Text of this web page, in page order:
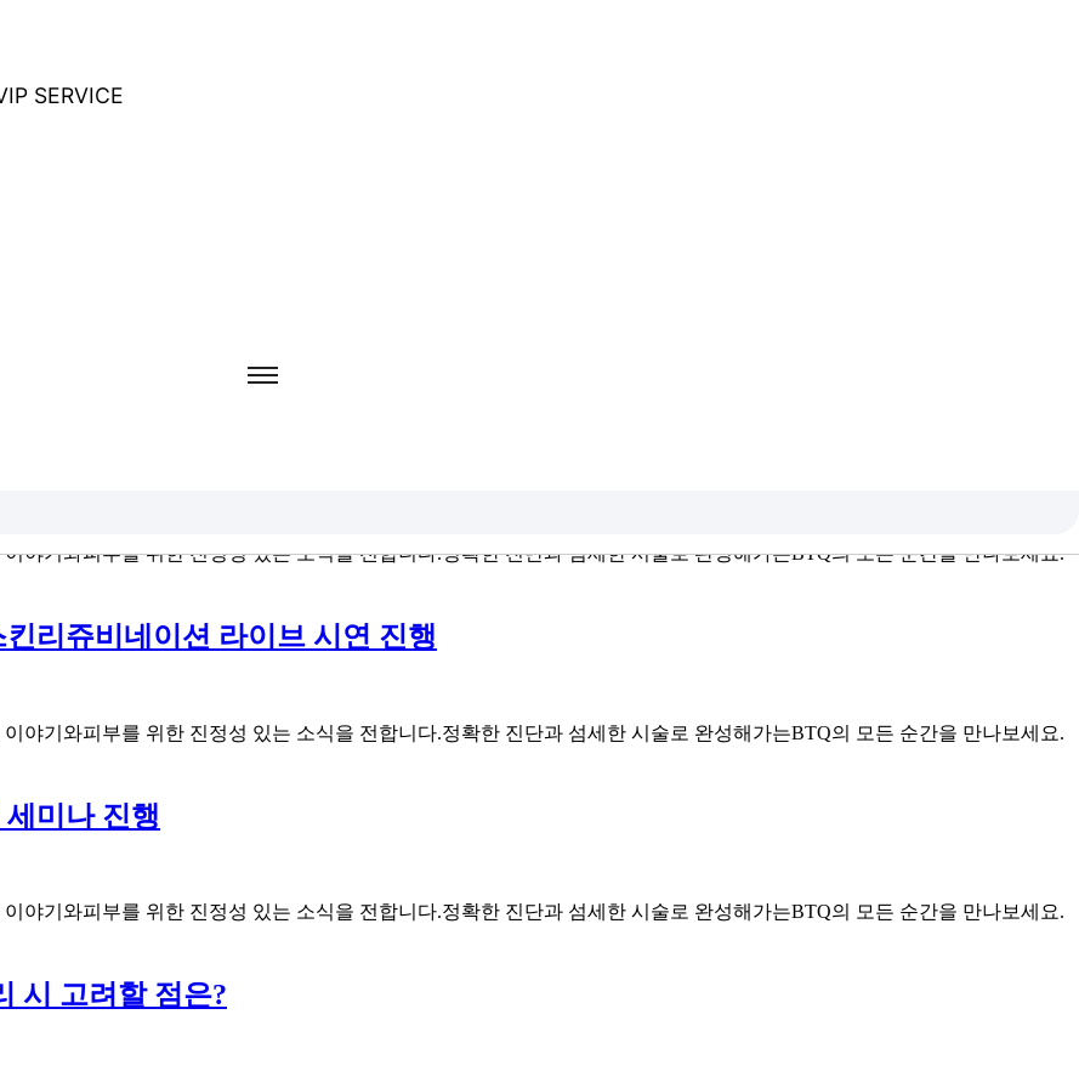
SERVICE
마이징 라이브 시연 선보여
야기와피부를 위한 진정성 있는 소식을 전합니다.정확한 진단과 섬세한 시술로 완성해가는BTQ의 모든 순간을 만나보세요.
리쥬비네이션 라이브 시연 진행
야기와피부를 위한 진정성 있는 소식을 전합니다.정확한 진단과 섬세한 시술로 완성해가는BTQ의 모든 순간을 만나보세요.
미나 진행
야기와피부를 위한 진정성 있는 소식을 전합니다.정확한 진단과 섬세한 시술로 완성해가는BTQ의 모든 순간을 만나보세요.
시 고려할 점은?